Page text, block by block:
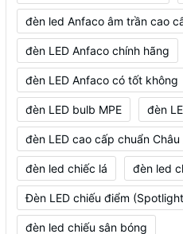
đèn led Anfaco âm trần cao
đèn LED Anfaco chính hãng
đèn LED Anfaco có tốt không
đèn LED bulb MPE đèn
đèn LED cao cấp chuẩn Châu
đèn led chiếc lá đèn led
Đèn LED chiếu điểm
đèn led chiếu sân bóng